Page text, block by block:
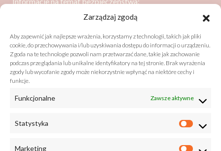
Zarządzaj zgodą
Aby zapewnić jak najlepsze wrażenia, korzystamy z technologii, takich jak pliki
cookie, do przechowywania i/lub uzyskiwania dostępu do informacji o urządzeniu.
Zgoda na te technologie pozwoli nam przetwarzać dane, takie jak zachowanie
podczas przeglądania lub unikalne identyfikatory na tej stronie. Brak wyrażenia
zgody lub wycofanie zgody może niekorzystnie wpłynąć na niektóre cechy i
funkcje.
Funkcjonalne Zawsze aktywne
Statystyka
Marketing
Dressler Dublin Spółka z ograniczoną odpowiedzialnością
05-850 Ożarów Mazowiecki
Bezpieczeństwo zgodne z GPSR (General Product Safety
+48 22 733 50 01